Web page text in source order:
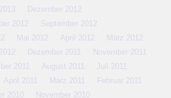
Dezember 2012
2012
September 2012
Mai 2012 April 2012
März 2012
Dezember 2011
November 2011
2011 August 2011
Juli 2011
April 2011 März 2011
Februar 2011
2010 November 2010